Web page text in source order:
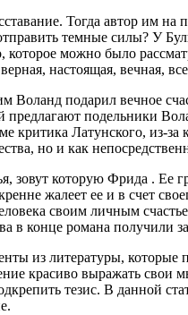
Тогда автор им
темные силы? У
которое можно было
настоящая, вечная,
подарил вечное
предлагают подельники
критика Латунского, из-
но и как
зовут которую Фрида .
жалеет ее и в счет
своим личным
в конце романа получили
из литературы,
красиво выражать
тезис. В данной